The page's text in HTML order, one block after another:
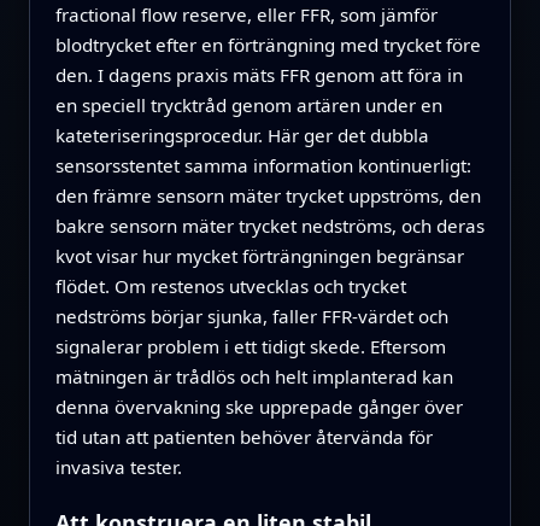
fractional flow reserve, eller FFR, som jämför
blodtrycket efter en förträngning med trycket före
den. I dagens praxis mäts FFR genom att föra in
en speciell trycktråd genom artären under en
kateteriseringsprocedur. Här ger det dubbla
sensorsstentet samma information kontinuerligt:
den främre sensorn mäter trycket uppströms, den
bakre sensorn mäter trycket nedströms, och deras
kvot visar hur mycket förträngningen begränsar
flödet. Om restenos utvecklas och trycket
nedströms börjar sjunka, faller FFR-värdet och
signalerar problem i ett tidigt skede. Eftersom
mätningen är trådlös och helt implanterad kan
denna övervakning ske upprepade gånger över
tid utan att patienten behöver återvända för
invasiva tester.